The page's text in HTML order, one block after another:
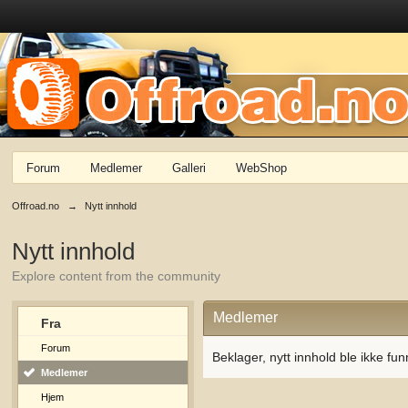
Forum Medlemer Galleri WebShop
Offroad.no → Nytt innhold
Nytt innhold
Explore content from the community
Fra
Forum
Medlemer
Hjem
Medlemer
Beklager, nytt innhold ble ikke